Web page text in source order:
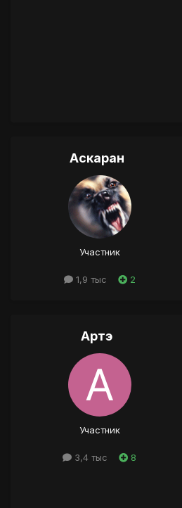
Аскаран
Участник
1,9 тыс 2
Артэ
Участник
3,4 тыс 8